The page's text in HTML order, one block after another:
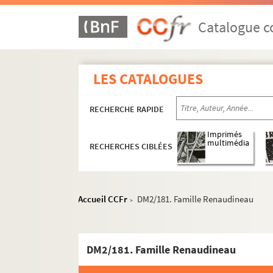
Catalogue
LES CATALOGUES
RECHERCHE RAPIDE
RECHERCHES CIBLÉES
Imprimés
multimédia
Accueil CCFr > DM2/181. Famille Renaudineau
DM2/181. Famille Renaudineau
Première partie - Documents antérieurs à la
Chartriers divers
DM2/158. Abbayes, prieurés, commanderies